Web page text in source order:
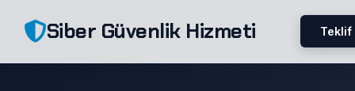
Siber Güvenlik Hizmeti Teklif